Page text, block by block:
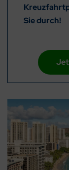
Sie durch!